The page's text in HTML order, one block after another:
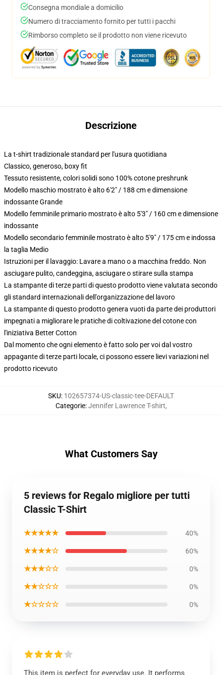
Consegna mondiale a domicilio
Numero di tracciamento fornito per tutti i pacchi
Rimborso completo se il prodotto non viene ricevuto
Descrizione
La t-shirt tradizionale standard per l'usura quotidiana
Classico, generoso, boxy fit
Tessuto resistente, colori solidi sono 100% cotone preshrunk
Modello maschio mostrato è alto 6'2" / 188 cm e dimensione
indossante Grande
Modello femminile primario mostrato è alto 5'3" / 160 cm e dimensione
indossante
Modello secondario femminile mostrato è alto 5'9" / 175 cm e indossa
la taglia Medio
Istruzioni per il lavaggio: Lavare a mano o a macchina freddo. Non
asciugare pulito, candeggina, asciugare o stirare sulla stampa
La stampante di terze parti di questo prodotto viene valutata secondo
gli standard internazionali dell'organizzazione del lavoro
La stampante di questo prodotto genera vuoti da parte dei produttori
impegnati a migliorare le pratiche di coltivazione del cotone con
l'iniziativa Better Cotton
Dal momento che ogni elemento è fatto solo per voi dal vostro
appagante di terze parti locale, ci possono essere lievi variazioni nel
prodotto ricevuto
SKU: 102657374-US-classic-tee-DEFAULT
Categorie:Jennifer Lawrence T-shirt,
What Customers Say
5 reviews for Regalo migliore per tutti
Classic T-Shirt
★★★★★ 40%
★★★★☆ 60%
★★★☆☆ 0%
★★☆☆☆ 0%
★☆☆☆☆ 0%
This item is perfect for everyday use. It performs